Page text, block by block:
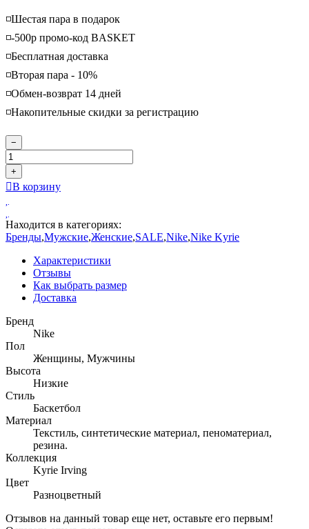
◽️Шестая пара в подарок
◽️-500р промо-код BASKET
◽️Бесплатная доставка
◽️Вторая пара - 10%
◽️Обмен-возврат 14 дней
◽️Накопительные скидки за регистрацию
−
+
В корзину
Находится в категориях:
Бренды,Мужские,Женские,SALE,Nike,Nike Kyrie
Характеристики
Отзывы
Как выбрать размер
Доставка
Бренд
Nike
Пол
Женщины, Мужчины
Высота
Низкие
Стиль
Баскетбол
Материал
Текстиль, синтетические материал, пеноматериал,
резина.
Коллекция
Kyrie Irving
Цвет
Разноцветный
Отзывов на данный товар еще нет, оставьте его первым!